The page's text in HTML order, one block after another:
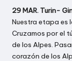
29 MAR. Turin-
Nuestra etapa es
Cruzamos por el
de los Alpes.
corazón de los